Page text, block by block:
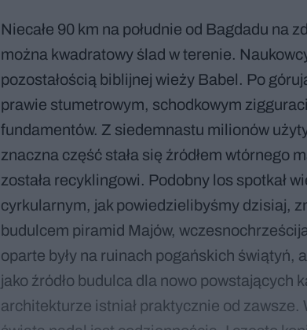
Niecałe 90 km na południe od Bagdadu na
można kwadratowy ślad w terenie.
pozostałością biblijnej wieży Babel. Po
prawie stumetrowym, schodkowym
fundamentów. Z siedemnastu milionów
znaczna część stała się źródłem wtórnego
została recyklingowi. Podobny los spotkał
cyrkularnym, jak powiedzielibyśmy dzisiaj,
budulcem piramid Majów,
oparte były na ruinach pogańskich świątyń,
jako źródło budulca dla nowo powstających
architekturze istniał praktycznie od